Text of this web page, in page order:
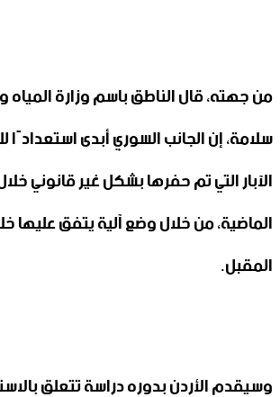
من جهته، قال الناطق باسم وزارة المياه
سلامة، إن الجانب السوري أبدى
الآبار التي تم حفرها بشكل غير قانوني
الماضية، من خلال وضع آلية يتفق عليها
المقبل.
وسيقدم الأردن بدوره دراسة تتعلق